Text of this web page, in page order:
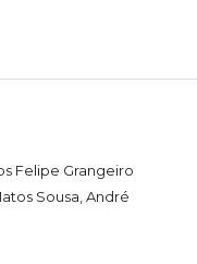
Felipe Grangeiro
Sousa, André